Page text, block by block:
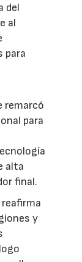
del
al
para
remarcó
para
alta
final.
reafirma
y